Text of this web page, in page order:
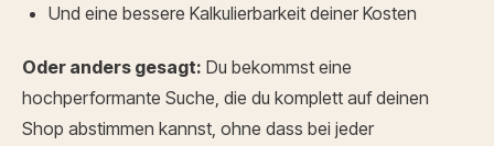
Und eine bessere Kalkulierbarkeit deiner Kosten
Oder anders gesagt: Du bekommst eine
hochperformante Suche, die du komplett auf deinen
Shop abstimmen kannst, ohne dass bei jeder